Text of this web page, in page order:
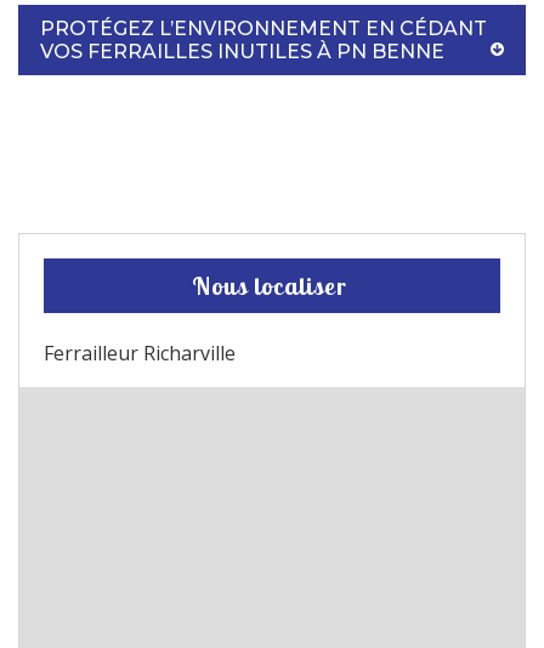
PROTÉGEZ L’ENVIRONNEMENT EN CÉDANT
VOS FERRAILLES INUTILES À PN BENNE
Nous localiser
Ferrailleur Richarville